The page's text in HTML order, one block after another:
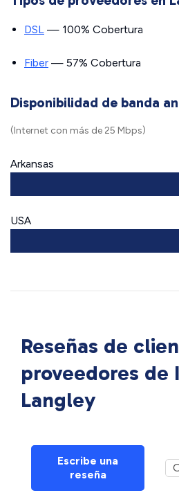
DSL — 100% Cobertura
Fiber — 57% Cobertura
Disponibilidad de banda
(Internet con más de 25 Mbps)
Arkansas
USA
Reseñas de
proveedores de
Langley
Escribe una
reseña